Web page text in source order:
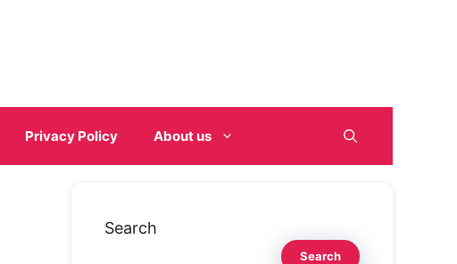
Privacy Policy About us
Search
Search